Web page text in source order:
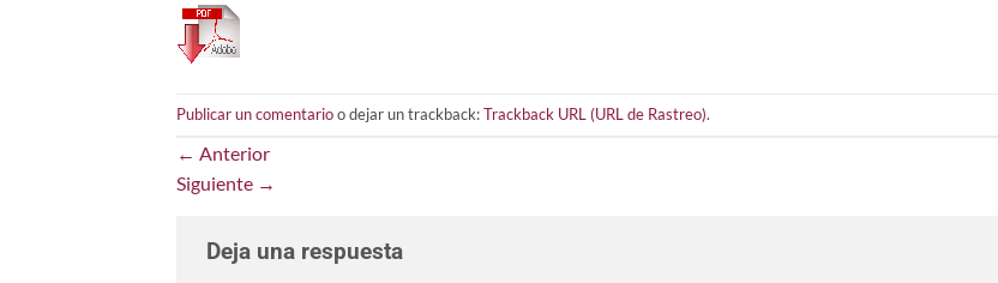
Publicar un comentarioo dejar un trackback:Trackback URL (URL de Rastreo).
← Anterior
Siguiente →
Deja una respuesta